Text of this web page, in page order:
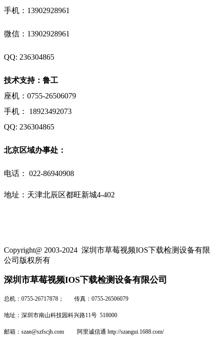
手机： 13902928961
微信： 13902928961
QQ: 236304865
技术支持：鲁工
座机：0755-26506079
手机： 18923492073
QQ: 236304865
北京区域办事处：
电话： 022-86940908
地址：天津北辰区都旺新城4-402
Copyright@ 2003-2024 深圳市草莓视频IOS下载检测设备有限
公司 版权所有
深圳市草莓视频IOS下载检测设备有限公司
总机：0755-26717878； 传真：0755-26506079
地址：深圳市南山科技园科兴路11号 518000
邮箱：szan@szfscjh.com 阿里诚信通 http://szangui.1688.com/